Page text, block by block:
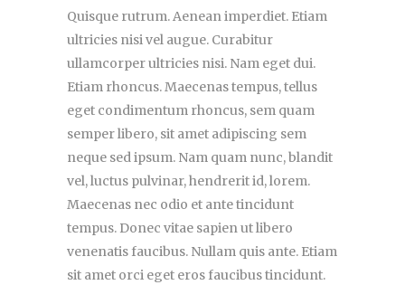
Quisque rutrum. Aenean imperdiet. Etiam
ultricies nisi vel augue. Curabitur
ullamcorper ultricies nisi. Nam eget dui.
Etiam rhoncus. Maecenas tempus, tellus
eget condimentum rhoncus, sem quam
semper libero, sit amet adipiscing sem
neque sed ipsum. Nam quam nunc, blandit
vel, luctus pulvinar, hendrerit id, lorem.
Maecenas nec odio et ante tincidunt
tempus. Donec vitae sapien ut libero
venenatis faucibus. Nullam quis ante. Etiam
sit amet orci eget eros faucibus tincidunt.